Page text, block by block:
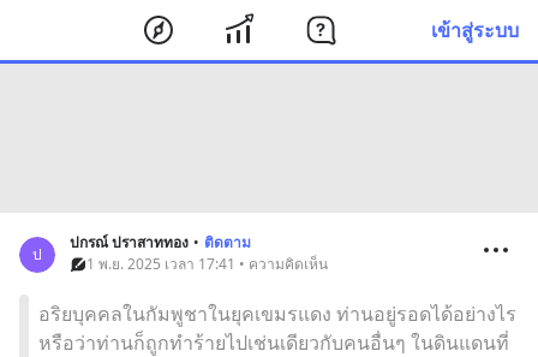
เข้าสู่ระบบ
ป
ปกรณ์ ปราสาททอง • ติดตาม
1 พ.ย. 2025 เวลา 17:41 • ความคิดเห็น
อริยบุคคลในกัมพูชาในยุคเขมรแดง ท่านอยู่รอดได้อย่างไร
หรือว่าท่านก็ถูกทำร้ายไปเช่นเดียวกับคนอื่นๆ ในดินแดนที่